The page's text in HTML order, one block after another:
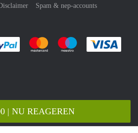
| NU REAGEREN
Spam & nep-accounts
Je rekent gemakkelijk af met Paypal
Je rekent gemakkelijk af met
Je rekent